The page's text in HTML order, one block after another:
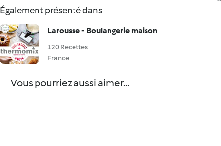
Également présenté dans
Larousse - Boulangerie maison
120 Recettes
France
Vous pourriez aussi aimer...